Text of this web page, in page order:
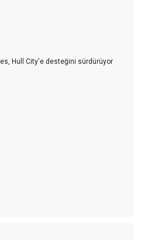
Hull City'e desteğini sürdürüyor